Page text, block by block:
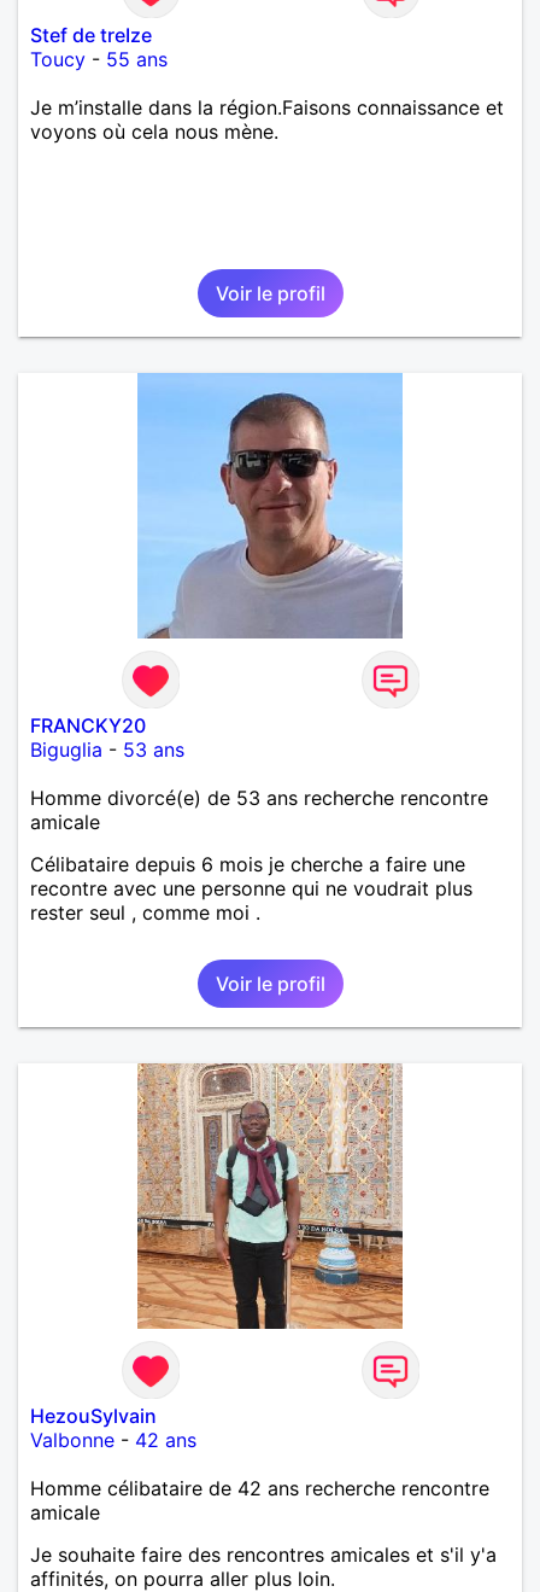
Stef de treIze
Toucy - 55 ans
Je m’installe dans la région.Faisons connaissance et
voyons où cela nous mène.
Voir le profil
FRANCKY20
Biguglia - 53 ans
Homme divorcé(e) de 53 ans recherche rencontre
amicale
Célibataire depuis 6 mois je cherche a faire une
recontre avec une personne qui ne voudrait plus
rester seul , comme moi .
Voir le profil
HezouSylvain
Valbonne - 42 ans
Homme célibataire de 42 ans recherche rencontre
amicale
Je souhaite faire des rencontres amicales et s'il y'a
affinités, on pourra aller plus loin.